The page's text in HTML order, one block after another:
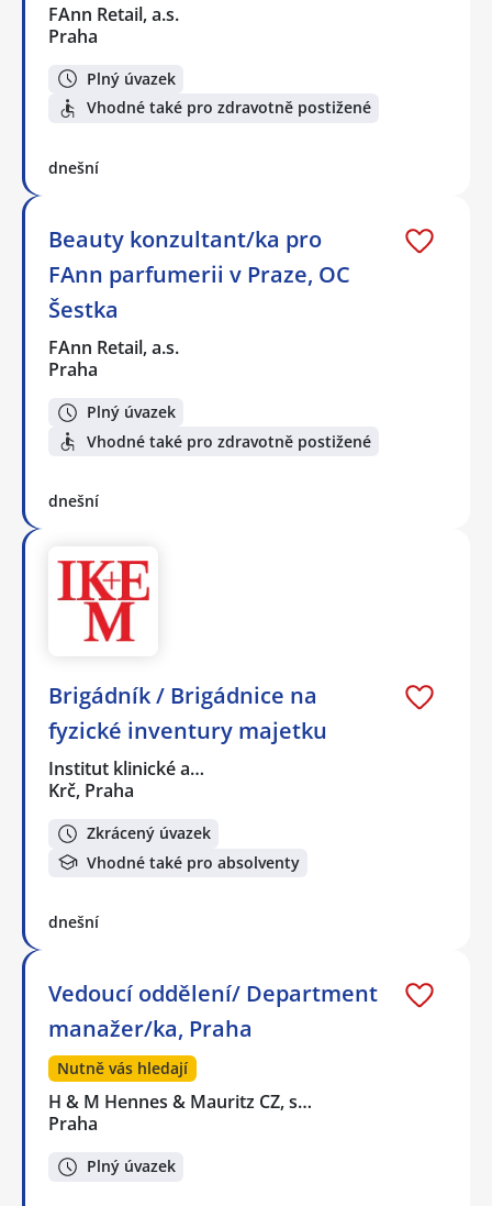
FAnn Retail, a.s.
Praha
Plný úvazek
Vhodné také pro zdravotně postižené
dnešní
Beauty konzultant/ka pro
FAnn parfumerii v Praze, OC
Šestka
FAnn Retail, a.s.
Praha
Plný úvazek
Vhodné také pro zdravotně postižené
dnešní
Brigádník / Brigádnice na
fyzické inventury majetku
Institut klinické a…
Krč, Praha
Zkrácený úvazek
Vhodné také pro absolventy
dnešní
Vedoucí oddělení/ Department
manažer/ka, Praha
Nutně vás hledají
H & M Hennes & Mauritz CZ, s…
Praha
Plný úvazek